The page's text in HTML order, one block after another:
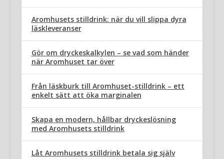
Aromhusets stilldrink: när du vill slippa dyra
läskleveranser
Gör om dryckeskalkylen – se vad som händer
när Aromhuset tar över
Från läskburk till Aromhuset-stilldrink – ett
enkelt sätt att öka marginalen
Skapa en modern, hållbar dryckeslösning
med Aromhusets stilldrink
Låt Aromhusets stilldrink betala sig själv